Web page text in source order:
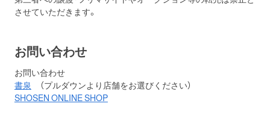
させていただきます。
お問い合わせ
お問い合わせ
書泉 （プルダウンより店舗をお選びください）
SHOSEN ONLINE SHOP